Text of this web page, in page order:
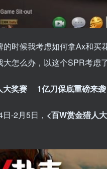
的时候我考虑如何拿Ax和买
怎么办，以这个SPR考虑
大奖赛 1亿刀保底重磅来袭
-2月5日， <百W赏金猎人